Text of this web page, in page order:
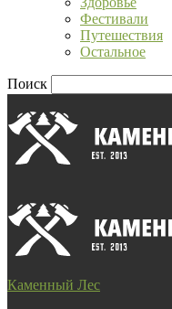
Фестивали
Путешествия
Остальное
Поиск
Каменный Лес